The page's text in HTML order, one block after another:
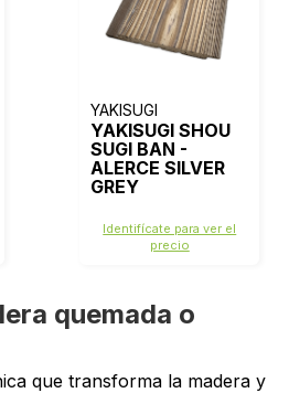
YAKISUGI
YAKISUGI SHOU
SUGI BAN -
ALERCE SILVER
GREY
Identifícate para ver el
precio
quemada o
que transforma la madera y